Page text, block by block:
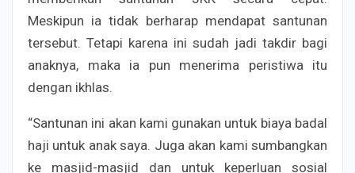
Meskipun ia tidak berharap mendapat santunan
tersebut. Tetapi karena ini sudah jadi takdir bagi
anaknya, maka ia pun menerima peristiwa itu
dengan ikhlas.
“Santunan ini akan kami gunakan untuk biaya badal
haji untuk anak saya. Juga akan kami sumbangkan
ke masjid-masjid dan untuk keperluan sosial